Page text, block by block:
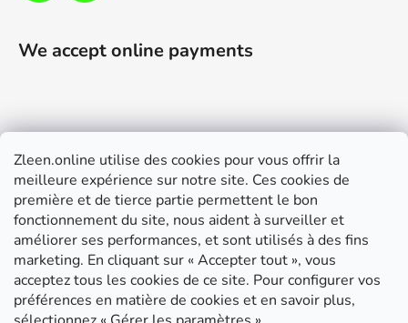
Zleen.online utilise des cookies pour vous offrir la
meilleure expérience sur notre site. Ces cookies de
première et de tierce partie permettent le bon
fonctionnement du site, nous aident à surveiller et
améliorer ses performances, et sont utilisés à des fins
marketing. En cliquant sur « Accepter tout », vous
acceptez tous les cookies de ce site. Pour configurer vos
préférences en matière de cookies et en savoir plus,
We accept online payments
Support
Modalités de livraison et paiement
Conditions générales de ventes
RGPD
Instructions de montage